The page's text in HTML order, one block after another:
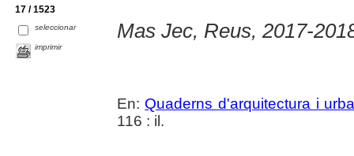
17 / 1523
seleccionar
imprimir
Mas Jec, Reus, 2017-
En: Quaderns d'arquitectura i
116 : il.